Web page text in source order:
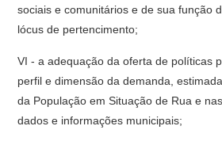
sociais e comunitários e de sua função
lócus de pertencimento;
VI - a adequação da oferta de políticas
perfil e dimensão da demanda,
da População em Situação de Rua e
dados e informações municipais;